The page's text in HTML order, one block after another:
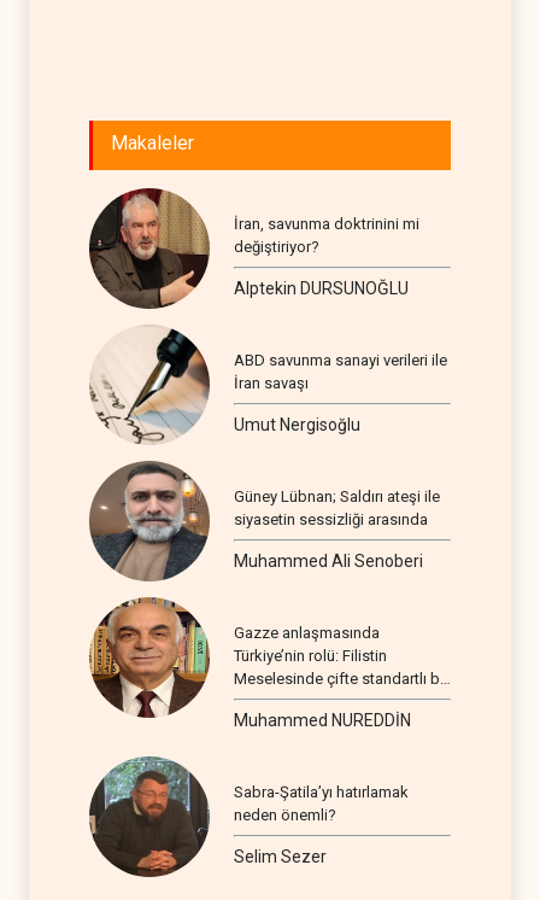
Makaleler
İran, savunma doktrinini mi
değiştiriyor?
Alptekin DURSUNOĞLU
ABD savunma sanayi verileri ile
İran savaşı
Umut Nergisoğlu
Güney Lübnan; Saldırı ateşi ile
siyasetin sessizliği arasında
Muhammed Ali Senoberi
Gazze anlaşmasında
Türkiye’nin rolü: Filistin
Meselesinde çifte standartlı bir
seyir
Muhammed NUREDDİN
Sabra-Şatila’yı hatırlamak
neden önemli?
Selim Sezer